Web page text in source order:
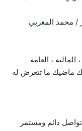
/ محمد المغربي
، العامه
ماضيك ما تتعرض له
دائم ومستمر